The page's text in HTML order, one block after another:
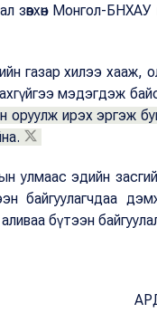
зөвхөн Монгол-
газар хилээ хааж,
мэдэгдэж
оруулж ирэх эргэж
улмаас эдийн
байгуулагчдаа
бүтээн